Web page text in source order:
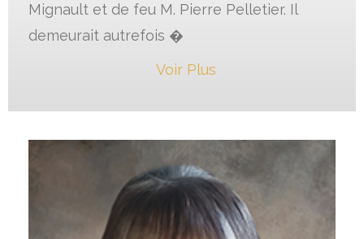
Mignault et de feu M. Pierre Pelletier. Il
demeurait autrefois �
Voir Plus